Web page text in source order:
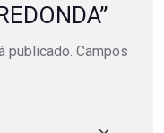
publicado. Campos